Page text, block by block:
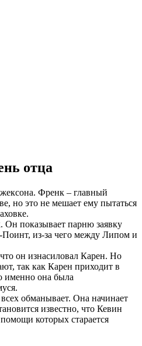
отца
Френк – главный
но это не мешает ему пытаться
показывает парню заявку
из-за чего между Липом и
он изнасиловал Карен. Но
так как Карен приходит в
именно она была
обманывает. Она начинает
известно, что Кевин
которых старается